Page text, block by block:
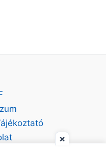
×